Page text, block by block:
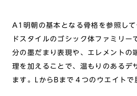
A1明朝の基本となる骨格を参照し
ドスタイルのゴシック体ファミリー
分の墨だまり表現や、エレメントの
理を加えることで、温もりのあるデ
ます。LからBまで４つのウエイトで